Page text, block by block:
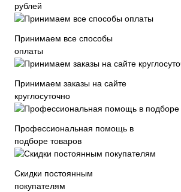
рублей
Принимаем все способы
оплаты
Принимаем заказы на сайте
круглосуточно
Профессиональная помощь в
подборе товаров
Скидки постоянным
покупателям